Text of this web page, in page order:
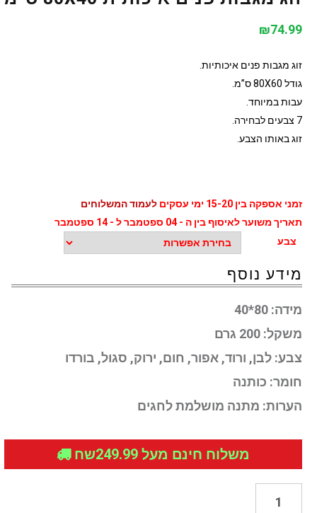
₪74.99
זוג מגבות פנים איכותיות.
גודל 80X60 ס”מ.
עבות במיוחד.
7 צבעים לבחירה.
זוג באותו הצבע.
זמני אספקה בין 15-20 ימי עסקים
לעמוד המשלוחים
תאריך משוער לאיסוף בין ה - 04 ספטמבר ל - 14 ספטמבר
צבע
מידע נוסף
מידה: 80*40
משקל: 200 גרם
צבע: לבן, ורוד, אפור, חום, ירוק, סגול, בורדו
חומר: כותנה
הערות: מתנה מושלמת לחגים
משלוח חינם מעל 249.99שח